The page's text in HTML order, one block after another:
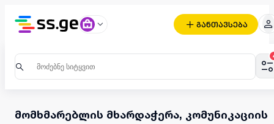
განთავსება
მომხმარებლის მხარდაჭერა, კომუნიკაციის